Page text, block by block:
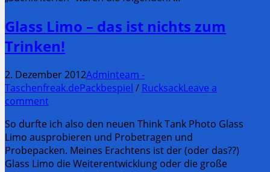
Glass Limo – das ist nichts zum
Trinken!
2. Dezember 2012Adminteam -
Taschenfreak.dePackbespiel / RucksackLeave a
comment
So durfte ich also den neuen Think Tank Photo Glass
Limo ausprobieren und Probetragen und
Probepacken. Meines Erachtens ist der (oder das??)
Glass Limo die Weiterentwicklung oder die große